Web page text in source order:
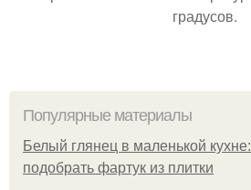
градусов.
Популярные материалы
Белый глянец в маленькой
подобрать фартук из плитки